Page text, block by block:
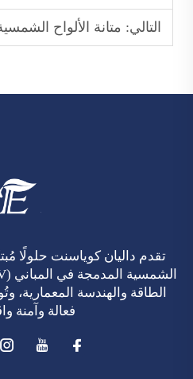
التالي: متانة الألواح الشمسية: كيف
تقدم داليان كوياسنت حلولًا
الطاقة والهندسة
فعالة وآمنة